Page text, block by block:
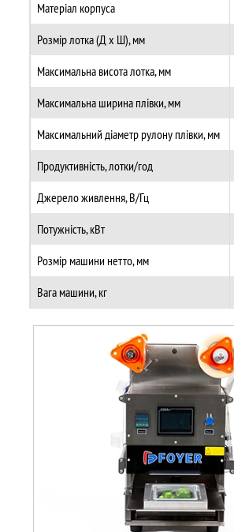
Матеріал корпуса
Розмір лотка (Д х Ш), мм
Максимальна висота лотка, мм
Максимальна ширина плівки, мм
Максимальний діаметр рулону плівки, мм
Продуктивність, лотки/год
Джерело живлення, В/Гц
Потужність, кВт
Розмір машини нетто, мм
Вага машини, кг